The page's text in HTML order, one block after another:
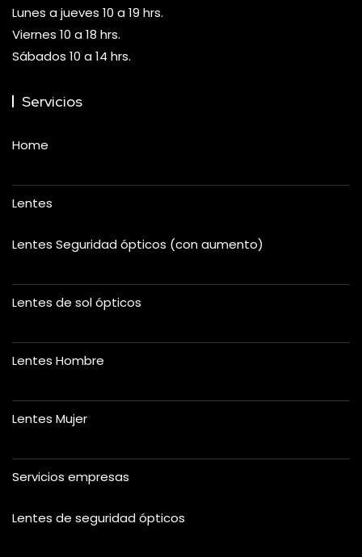
Lunes a jueves 10 a 19 hrs.
Viernes 10 a 18 hrs.
Sábados 10 a 14 hrs.
Servicios
Home
Lentes
Lentes Seguridad ópticos (con aumento)
Lentes de sol ópticos
Lentes Hombre
Lentes Mujer
Servicios empresas
Lentes de seguridad ópticos